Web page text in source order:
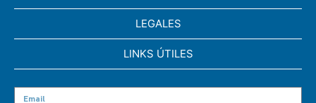
LEGALES
LINKS ÚTILES